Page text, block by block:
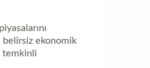
belirsiz ekonomik
temkinli